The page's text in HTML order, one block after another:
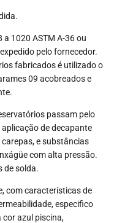
1020 ASTM A-36 ou
pelo fornecedor.
fabricados é utilizado o
09 acobreados e
passam pelo
de decapante
e substâncias
com alta pressão.
de solda.
com características de
especifico
azul piscina,